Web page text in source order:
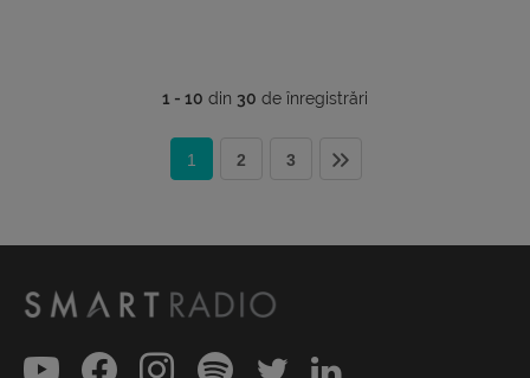
1 - 10 din 30 de înregistrări
1 2 3